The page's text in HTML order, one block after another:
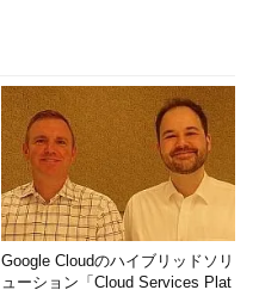
Google Cloudのハイブリッドソリ
ューション「Cloud Services Plat